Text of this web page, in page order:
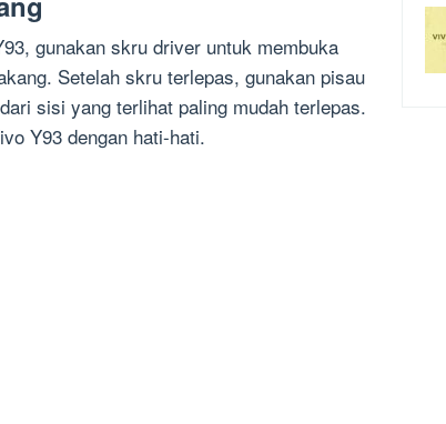
gunakan skru driver untuk membuka
Setelah skru terlepas, gunakan pisau
sisi yang terlihat paling mudah terlepas.
Y93 dengan hati-hati.